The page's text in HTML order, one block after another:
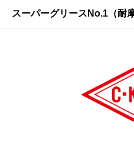
スーパーグリースNo.1（耐